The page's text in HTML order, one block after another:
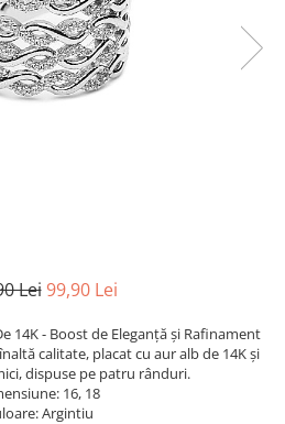
Lei 99,90 Lei
14K - Boost de Eleganță și Rafinament
calitate, placat cu aur alb de 14K și
dispuse pe patru rânduri.
16, 18
Argintiu